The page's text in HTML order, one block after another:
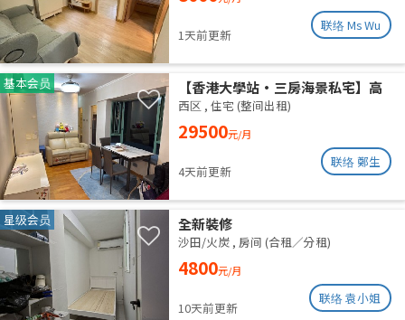
1天前更新
联络 Ms Wu
基本会员
【香港大學站•三房海景私宅】高
層山海雙景 港大近在咫尺 即住配置
免佣業主盤
西区 , 住宅 (整间出租)
29500元/月
4天前更新
联络 鄭生
星级会员 全新裝修
沙田/火炭 , 房间 (合租／分租)
4800元/月
10天前更新
联络 袁小姐